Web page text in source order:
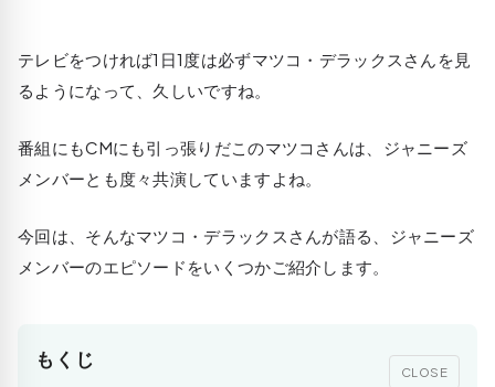
テレビをつければ1日1度は必ずマツコ・デラックスさんを見
るようになって、久しいですね。
番組にもCMにも引っ張りだこのマツコさんは、ジャニーズ
メンバーとも度々共演していますよね。
今回は、そんなマツコ・デラックスさんが語る、ジャニーズ
メンバーのエピソードをいくつかご紹介します。
もくじ
CLOSE